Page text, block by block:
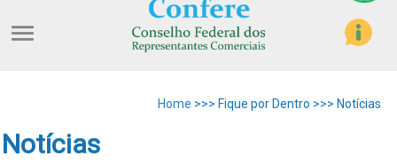
menu
Home >>> Fique por Dentro >>> Notícias
Notícias